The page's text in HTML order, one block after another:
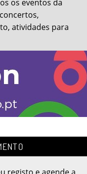
os eventos da
atividades para